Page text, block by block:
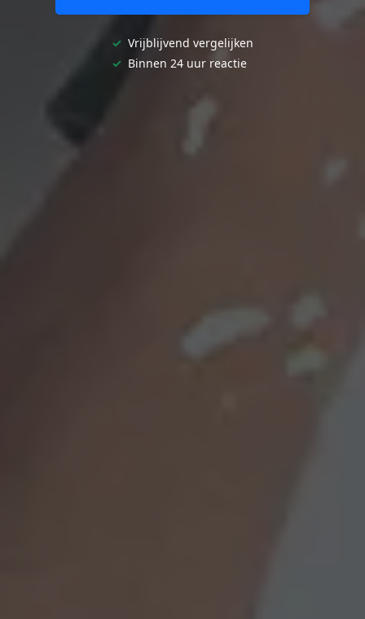
✓ Vrijblijvend vergelijken
✓ Binnen 24 uur reactie